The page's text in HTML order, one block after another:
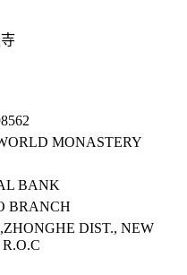
MONASTERY
BANK
BRANCH
DIST., NEW